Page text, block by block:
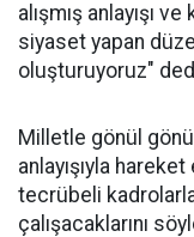
alışmış anlayışı
siyaset yapan
oluşturuyoruz"
Milletle gönül
anlayışıyla
tecrübeli
çalışacaklarını